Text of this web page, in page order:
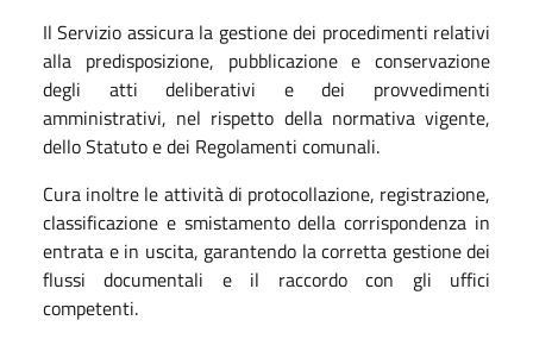
Il Servizio assicura la gestione dei procedimenti relativi
alla predisposizione, pubblicazione e conservazione
degli atti deliberativi e dei provvedimenti
amministrativi, nel rispetto della normativa vigente,
dello Statuto e dei Regolamenti comunali.
Cura inoltre le attività di protocollazione, registrazione,
classificazione e smistamento della corrispondenza in
entrata e in uscita, garantendo la corretta gestione dei
flussi documentali e il raccordo con gli uffici
competenti.